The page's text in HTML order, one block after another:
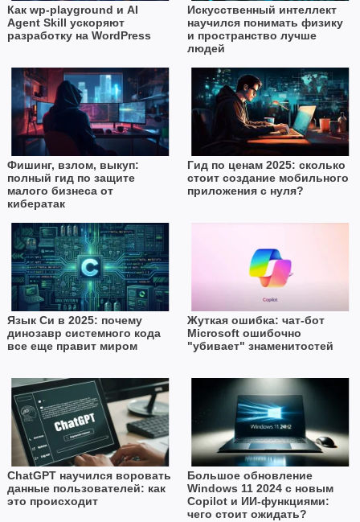
Как wp-playground и AI
Agent Skill ускоряют
разработку на WordPress
Искусственный интеллект
научился понимать физику
и пространство лучше
людей
Фишинг, взлом, выкуп:
полный гид по защите
малого бизнеса от
кибератак
Гид по ценам 2025: сколько
стоит создание мобильного
приложения с нуля?
Язык Си в 2025: почему
динозавр системного кода
все еще правит миром
Жуткая ошибка: чат-бот
Microsoft ошибочно
"убивает" знаменитостей
ChatGPT научился воровать
данные пользователей: как
это происходит
Большое обновление
Windows 11 2024 с новым
Copilot и ИИ-функциями:
чего стоит ожидать?